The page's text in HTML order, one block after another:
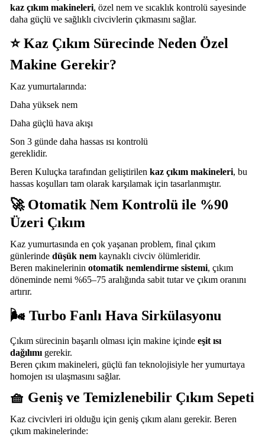
kaz çıkım makineleri, özel nem ve sıcaklık kontrolü sayesinde
daha güçlü ve sağlıklı civcivlerin çıkmasını sağlar.
⭐Kaz Çıkım Sürecinde Neden Özel
Makine Gerekir?
Kaz yumurtalarında:
Daha yüksek nem
Daha güçlü hava akışı
Son 3 günde daha hassas ısı kontrolü
gereklidir.
Beren Kuluçka tarafından geliştirilen kaz çıkım makineleri, bu
hassas koşulları tam olarak karşılamak için tasarlanmıştır.
🚀Otomatik Nem Kontrolü ile %90
Üzeri Çıkım
Kaz yumurtasında en çok yaşanan problem, final çıkım
günlerinde düşük nemkaynaklı civciv ölümleridir.
Beren makinelerinin otomatik nemlendirme sistemi, çıkım
döneminde nemi %65–75 aralığında sabit tutar ve çıkım oranını
artırır.
🌬Turbo Fanlı Hava Sirkülasyonu
Çıkım sürecinin başarılı olması için makine içinde eşit ısı
dağılımıgerekir.
Beren çıkım makineleri, güçlü fan teknolojisiyle her yumurtaya
homojen ısı ulaşmasını sağlar.
🧺 Geniş ve Temizlenebilir Çıkım Sepeti
Kaz civcivleri iri olduğu için geniş çıkım alanı gerekir. Beren
çıkım makinelerinde: